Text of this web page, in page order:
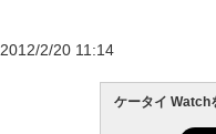
2012/2/20 11:14
ケータイ Watch